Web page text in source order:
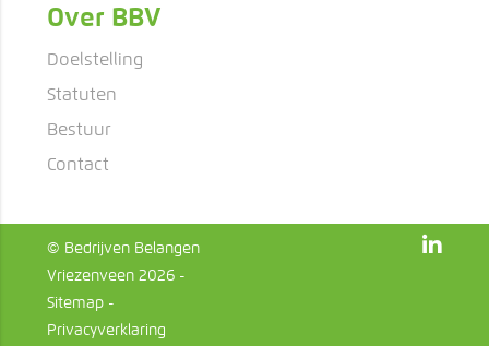
Over BBV
Doelstelling
Statuten
Bestuur
Contact
© Bedrijven Belangen
Vriezenveen 2026 -
Sitemap-
Privacyverklaring